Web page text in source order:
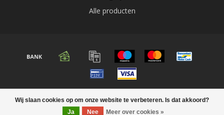
Wij slaan cookies op om onze website te verbeteren. Is dat akkoord?
Ja
Nee Meer over cookies »
Alle producten
© Copyright 2026 Audio expert